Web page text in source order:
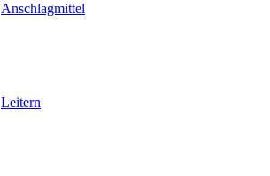
Anschlagmittel
Leitern